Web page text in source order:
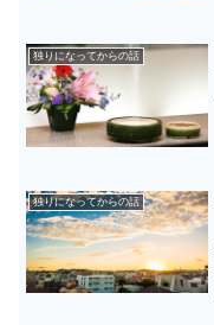
独りになってからの話
独りになってからの話